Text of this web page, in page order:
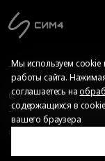
© Общество с
Экспертиза»,
Мы используем cookie
работы сайта.
соглашаетесь на
содержащихся в
вашего браузера